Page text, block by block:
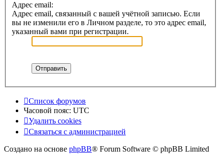
Адрес email:
Адрес email, связанный с вашей учётной записью. Если
вы не изменили его в Личном разделе, то это адрес email,
указанный вами при регистрации.
Список форумов
Часовой пояс: UTC
Удалить cookies
Связаться с администрацией
Создано на основе phpBB® Forum Software © phpBB Limited